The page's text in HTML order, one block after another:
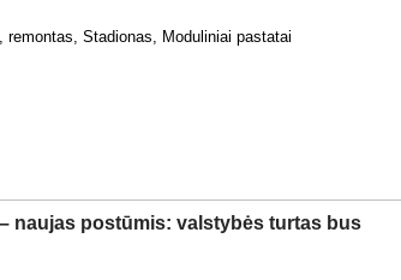
remontas, Stadionas, Moduliniai pastatai
naujas postūmis: valstybės turtas bus